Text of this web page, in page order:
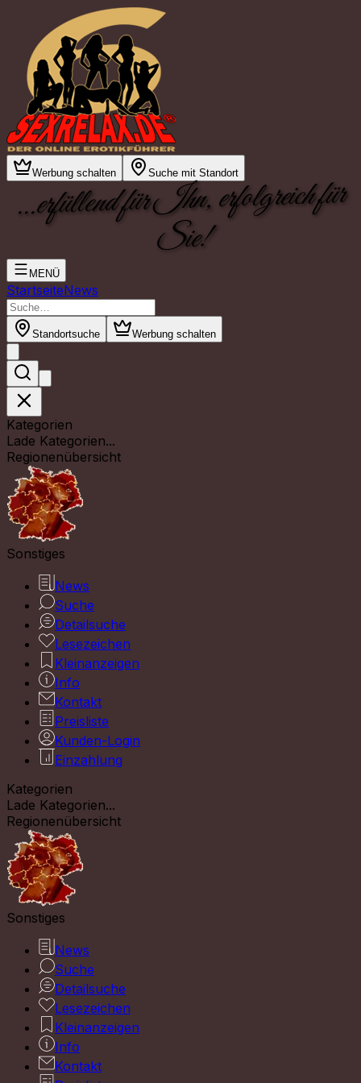
Werbung schalten Suche mit Standort
...erfüllend für Ihn, erfolgreich für
Sie!
MENÜ
StartseiteNews
Standortsuche Werbung schalten
Kategorien
Lade Kategorien...
Regionenübersicht
Sonstiges
News
Suche
Detailsuche
Lesezeichen
Kleinanzeigen
Info
Kontakt
Preisliste
Kunden-Login
Einzahlung
Kategorien
Lade Kategorien...
Regionenübersicht
Sonstiges
News
Suche
Detailsuche
Lesezeichen
Kleinanzeigen
Info
Kontakt